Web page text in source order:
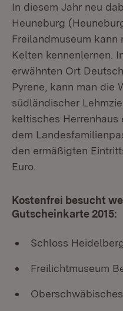
In diesem Jahr neu
Heuneburg
Freilandmuseum
Kelten kennenlernen.
erwähnten Ort
Pyrene, kann man die
südländischer
keltisches
dem
den ermäßigten
Euro.
Kostenfrei besucht
Gutscheinkarte 2015:
Schloss
Freilichtmuseum